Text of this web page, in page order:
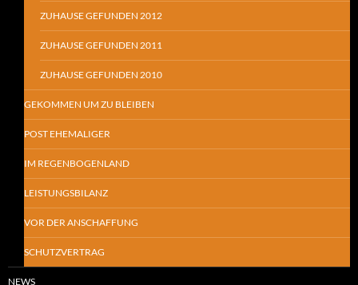
ZUHAUSE GEFUNDEN 2012
ZUHAUSE GEFUNDEN 2011
ZUHAUSE GEFUNDEN 2010
GEKOMMEN UM ZU BLEIBEN
POST EHEMALIGER
IM REGENBOGENLAND
LEISTUNGSBILANZ
VOR DER ANSCHAFFUNG
SCHUTZVERTRAG
NEWS